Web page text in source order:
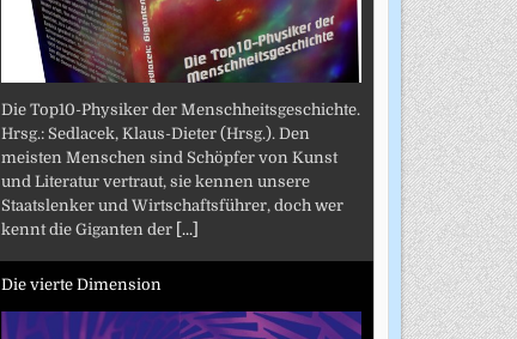
Die Top10-Physiker der Menschheitsgeschichte.
Hrsg.: Sedlacek, Klaus-Dieter (Hrsg.). Den
meisten Menschen sind Schöpfer von Kunst
und Literatur vertraut, sie kennen unsere
Staatslenker und Wirtschaftsführer, doch wer
kennt die Giganten der [...]
Die vierte Dimension